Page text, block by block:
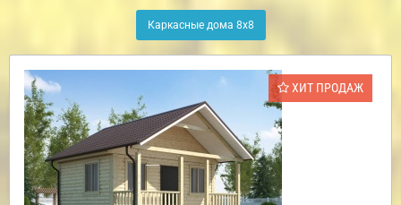
Каркасные дома 8х8
ХИТ ПРОДАЖ